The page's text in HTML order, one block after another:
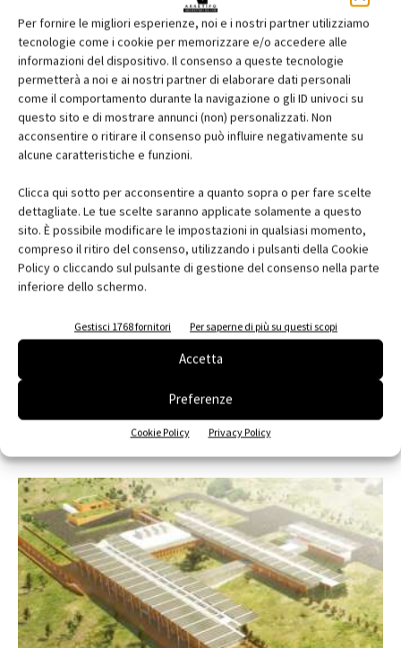
Per fornire le migliori esperienze, noi e i nostri partner utilizziamo
tecnologie come i cookie per memorizzare e/o accedere alle
informazioni del dispositivo. Il consenso a queste tecnologie
permetterà a noi e ai nostri partner di elaborare dati personali
come il comportamento durante la navigazione o gli ID univoci su
questo sito e di mostrare annunci (non) personalizzati. Non
acconsentire o ritirare il consenso può influire negativamente su
alcune caratteristiche e funzioni.
Clicca qui sotto per acconsentire a quanto sopra o per fare scelte
dettagliate. Le tue scelte saranno applicate solamente a questo
sito. È possibile modificare le impostazioni in qualsiasi momento,
compreso il ritiro del consenso, utilizzando i pulsanti della Cookie
Policy o cliccando sul pulsante di gestione del consenso nella parte
inferiore dello schermo.
Gestisci 1768 fornitori Per saperne di più su questi scopi
Accetta
Preferenze
Cookie Policy Privacy Policy
Magnetti Building per il nuovo Lovato Lab a
Gorle (BG)
Prefa per la nuova Coop di Langhirano (Pr)